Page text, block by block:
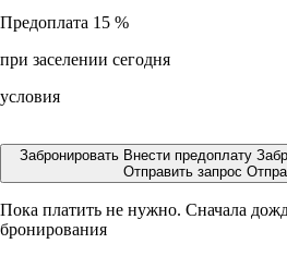
Предоплата 15 %
при заселении сегодня
условия
Забронировать Внести предоплату
Отправить запрос
Пока платить не нужно. Сначала
бронирования